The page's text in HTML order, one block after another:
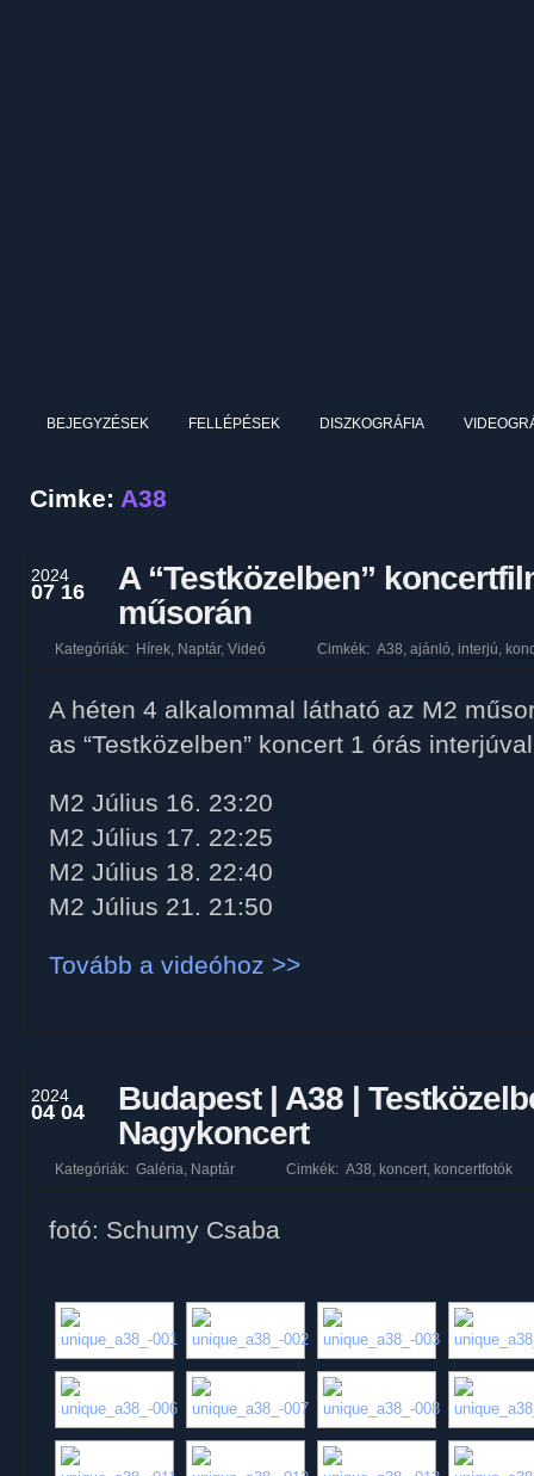
BEJEGYZÉSEK FELLÉPÉSEK DISZKOGRÁFIA
Cimke: A38
2024
07 16
A “Testközelben”
műsorán
Kategóriák: Hírek, Naptár, Videó Cimkék: A38, ajánló, interjú,
A héten 4 alkalommal látható az M2
as “Testközelben” koncert 1 órás
M2 Július 16. 23:20
M2 Július 17. 22:25
M2 Július 18. 22:40
M2 Július 21. 21:50
Tovább a videóhoz >>
2024
04 04
Budapest | A38 |
Nagykoncert
Kategóriák: Galéria, Naptár Cimkék: A38, koncert, koncertfotók
fotó: Schumy Csaba